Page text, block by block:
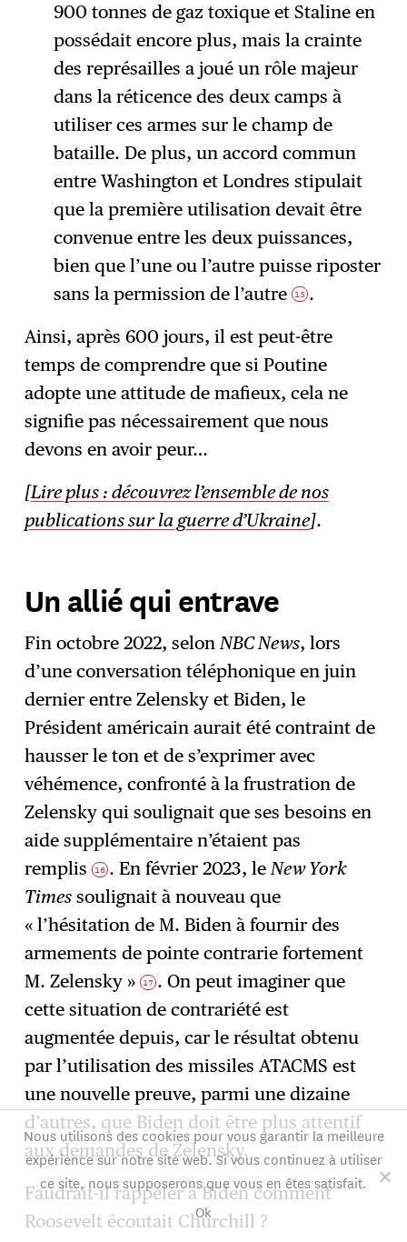
900 tonnes de gaz toxique et Staline en
possédait encore plus, mais la crainte
des représailles a joué un rôle majeur
dans la réticence des deux camps à
utiliser ces armes sur le champ de
bataille. De plus, un accord commun
entre Washington et Londres stipulait
que la première utilisation devait être
convenue entre les deux puissances,
bien que l’une ou l’autre puisse riposter
sans la permission de l’autre 15 .
Ainsi, après 600 jours, il est peut-être
temps de comprendre que si Poutine
adopte une attitude de mafieux, cela ne
signifie pas nécessairement que nous
devons en avoir peur…
[Lire plus : découvrez l’ensemble de nos
publications sur la guerre d’Ukraine].
Un allié qui entrave
Fin octobre 2022, selonNBC News, lors
d’une conversation téléphonique en juin
dernier entre Zelensky et Biden, le
Président américain aurait été contraint de
hausser le ton et de s’exprimer avec
véhémence, confronté à la frustration de
Zelensky qui soulignait que ses besoins en
aide supplémentaire n’étaient pas
remplis16 . En février 2023, leNew York
Times soulignait à nouveau que
« l’hésitation de M. Biden à fournir des
armements de pointe contrarie fortement
M. Zelensky »17 . On peut imaginer que
cette situation de contrariété est
augmentée depuis, car le résultat obtenu
par l’utilisation des missiles ATACMS est
une nouvelle preuve, parmi une dizaine
d’autres, que Biden doit être plus attentif
aux demandes de Zelensky.
Faudrait-il rappeler à Biden comment
Roosevelt écoutait Churchill ?
Nous utilisons des cookies pour vous garantir la meilleure
expérience sur notre site web. Si vous continuez à utiliser
ce site, nous supposerons que vous en êtes satisfait.
Ok